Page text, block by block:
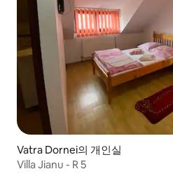
Vatra Dornei의 개인실
Villa Jianu - R 5